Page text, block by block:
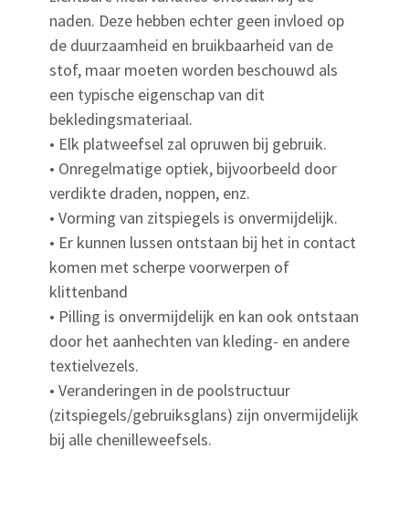
naden. Deze hebben echter geen invloed op
de duurzaamheid en bruikbaarheid van de
stof, maar moeten worden beschouwd als
een typische eigenschap van dit
bekledingsmateriaal.
• Elk platweefsel zal opruwen bij gebruik.
• Onregelmatige optiek, bijvoorbeeld door
verdikte draden, noppen, enz.
• Vorming van zitspiegels is onvermijdelijk.
• Er kunnen lussen ontstaan bij het in contact
komen met scherpe voorwerpen of
klittenband
• Pilling is onvermijdelijk en kan ook ontstaan
door het aanhechten van kleding- en andere
textielvezels.
• Veranderingen in de poolstructuur
(zitspiegels/gebruiksglans) zijn onvermijdelijk
bij alle chenilleweefsels.